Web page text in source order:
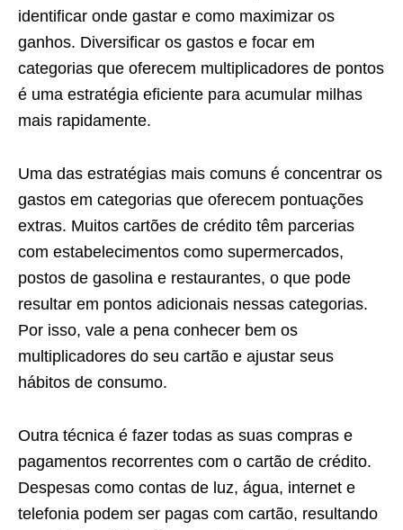
identificar onde gastar e como maximizar os
ganhos. Diversificar os gastos e focar em
categorias que oferecem multiplicadores de pontos
é uma estratégia eficiente para acumular milhas
mais rapidamente.
Uma das estratégias mais comuns é concentrar os
gastos em categorias que oferecem pontuações
extras. Muitos cartões de crédito têm parcerias
com estabelecimentos como supermercados,
postos de gasolina e restaurantes, o que pode
resultar em pontos adicionais nessas categorias.
Por isso, vale a pena conhecer bem os
multiplicadores do seu cartão e ajustar seus
hábitos de consumo.
Outra técnica é fazer todas as suas compras e
pagamentos recorrentes com o cartão de crédito.
Despesas como contas de luz, água, internet e
telefonia podem ser pagas com cartão, resultando